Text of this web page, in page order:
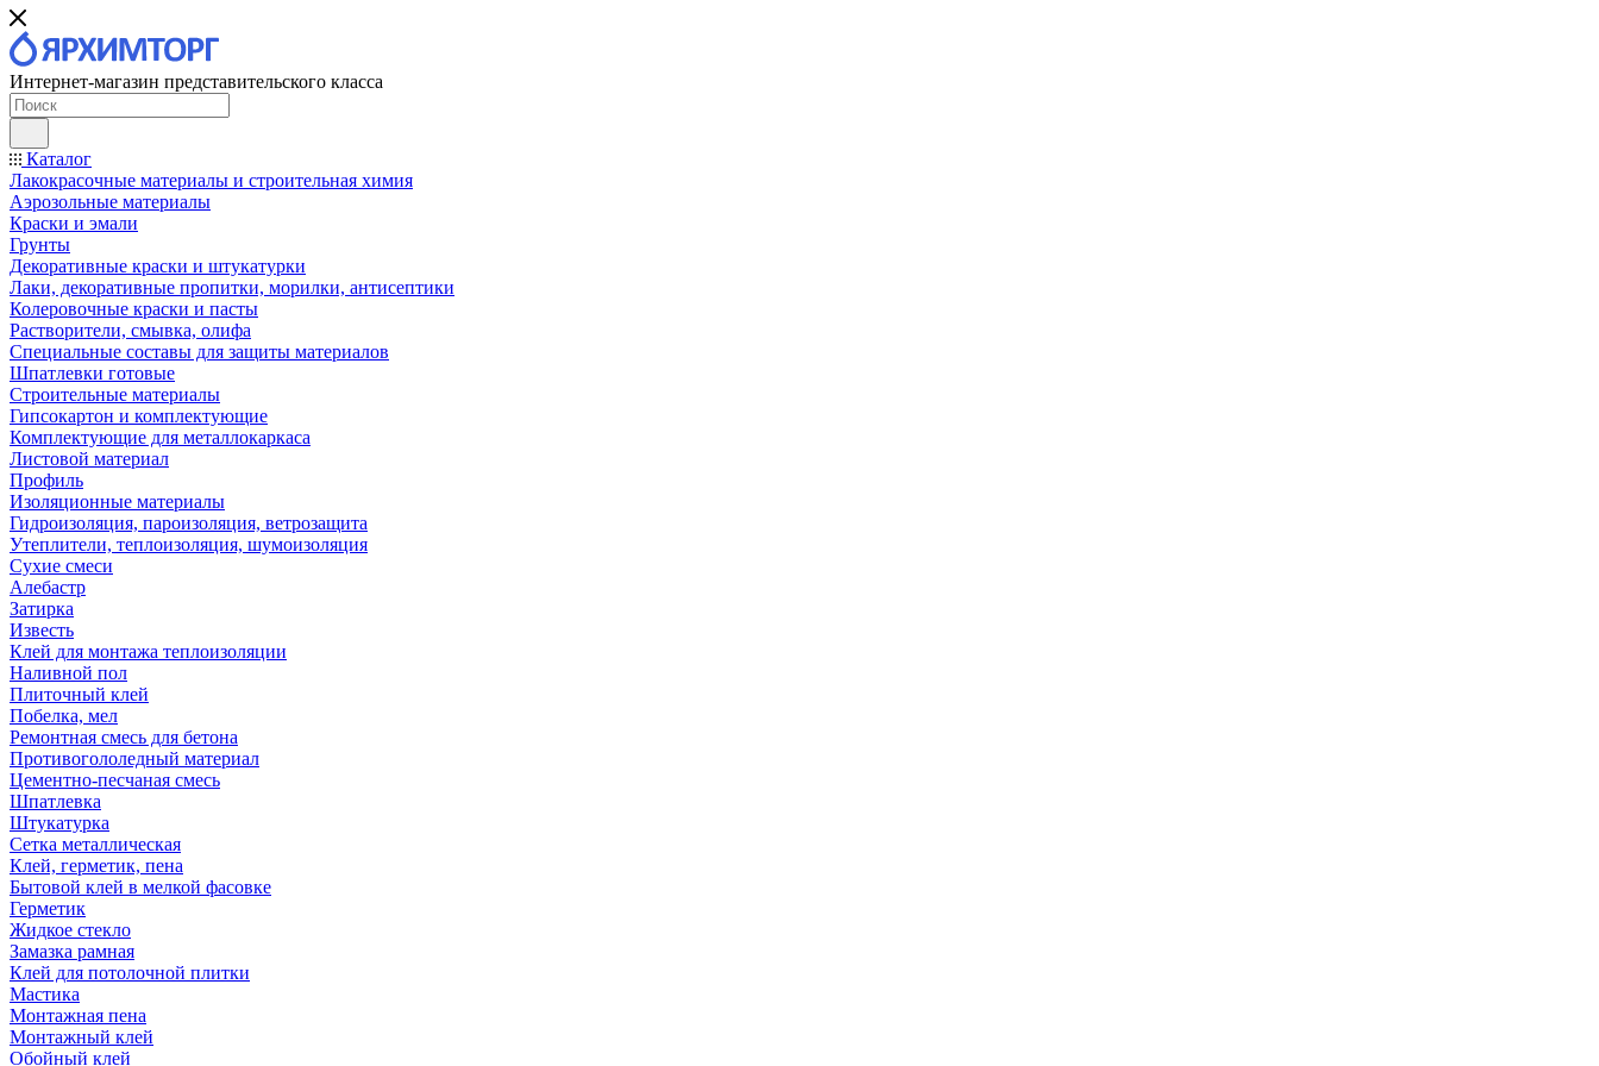
Интернет-магазин представительского класса
Каталог
Лакокрасочные материалы и строительная химия
Аэрозольные материалы
Краски и эмали
Грунты
Декоративные краски и штукатурки
Лаки, декоративные пропитки, морилки, антисептики
Колеровочные краски и пасты
Растворители, смывка, олифа
Специальные составы для защиты материалов
Шпатлевки готовые
Строительные материалы
Гипсокартон и комплектующие
Комплектующие для металлокаркаса
Листовой материал
Профиль
Изоляционные материалы
Гидроизоляция, пароизоляция, ветрозащита
Утеплители, теплоизоляция, шумоизоляция
Сухие смеси
Алебастр
Затирка
Известь
Клей для монтажа теплоизоляции
Наливной пол
Плиточный клей
Побелка, мел
Ремонтная смесь для бетона
Противогололедный материал
Цементно-песчаная смесь
Шпатлевка
Штукатурка
Сетка металлическая
Клей, герметик, пена
Бытовой клей в мелкой фасовке
Герметик
Жидкое стекло
Замазка рамная
Клей для потолочной плитки
Мастика
Монтажная пена
Монтажный клей
Обойный клей